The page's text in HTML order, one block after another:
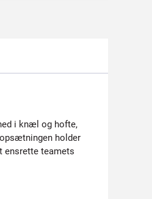
i knæl og hofte,
holder
ensrette teamets